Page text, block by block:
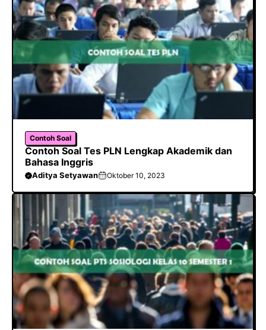
Contoh Soal
Contoh Soal Tes PLN Lengkap Akademik dan
Bahasa Inggris
Aditya Setyawan Oktober 10, 2023